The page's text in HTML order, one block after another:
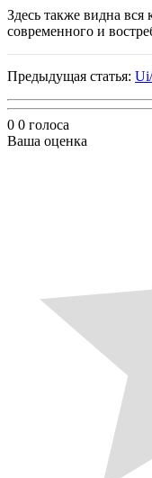
Здесь также видна
современного и
Предыдущая статья:
0 0 голоса
Ваша оценка